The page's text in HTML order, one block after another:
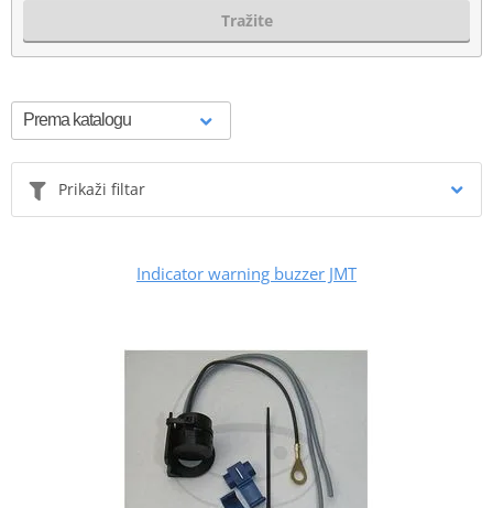
Tražite
Prikaži filtar
Indicator warning buzzer JMT